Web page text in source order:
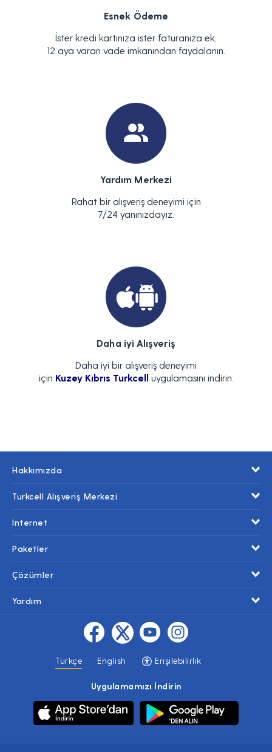
Esnek Ödeme
İster kredi kartınıza ister faturanıza ek,
12 aya varan vade imkanından faydalanın.
Yardım Merkezi
Rahat bir alışveriş deneyimi için
7/24 yanınızdayız.
Daha iyi Alışveriş
Daha iyi bir alışveriş deneyimi
için Kuzey Kıbrıs Turkcell uygulamasını indirin.
Hakkımızda
Turkcell Alışveriş Merkezi
İnternet
Paketler
Çözümler
Yardım
Türkçe English Erişilebilirlik
Uygulamamızı İndirin